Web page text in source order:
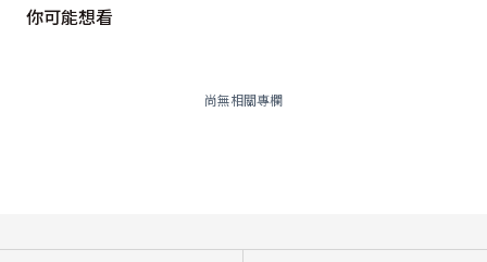
你可能想看
尚無相關專欄